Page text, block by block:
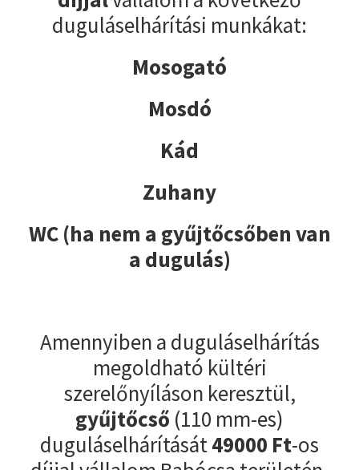
duguláselhárítási munkákat:
Mosogató
Mosdó
Kád
Zuhany
WC (ha nem a gyűjtőcsőben van
a dugulás)
Amennyiben a duguláselhárítás
megoldható kültéri
szerelőnyíláson keresztül,
gyűjtőcső (110 mm-es)
duguláselhárítását49000 Ft-os